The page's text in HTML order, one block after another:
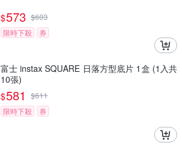
$573 $603
限時下殺
券
富士 instax SQUARE 日落方型底片 1盒 (1入共
10張)
$581 $611
限時下殺
券